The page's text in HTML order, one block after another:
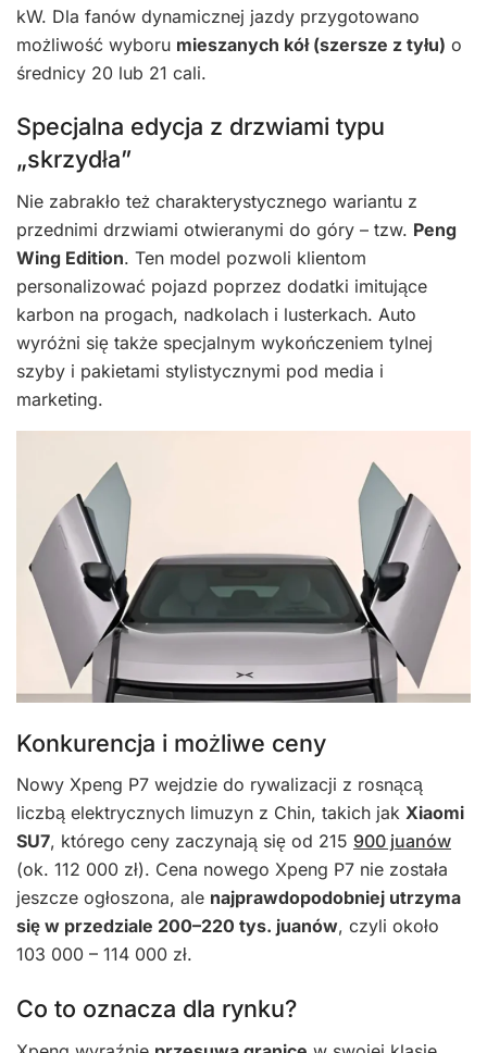
kW. Dla fanów dynamicznej jazdy przygotowano
możliwość wyboru mieszanych kół (szersze z tyłu) o
średnicy 20 lub 21 cali.
Specjalna edycja z drzwiami typu
„skrzydła”
Nie zabrakło też charakterystycznego wariantu z
przednimi drzwiami otwieranymi do góry – tzw. Peng
Wing Edition. Ten model pozwoli klientom
personalizować pojazd poprzez dodatki imitujące
karbon na progach, nadkolach i lusterkach. Auto
wyróżni się także specjalnym wykończeniem tylnej
szyby i pakietami stylistycznymi pod media i
marketing.
Konkurencja i możliwe ceny
Nowy Xpeng P7 wejdzie do rywalizacji z rosnącą
liczbą elektrycznych limuzyn z Chin, takich jak Xiaomi
SU7, którego ceny zaczynają się od 215 900 juanów
(ok. 112 000 zł). Cena nowego Xpeng P7 nie została
jeszcze ogłoszona, ale najprawdopodobniej utrzyma
się w przedziale 200–220 tys. juanów, czyli około
103 000 – 114 000 zł.
Co to oznacza dla rynku?